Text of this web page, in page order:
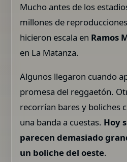
Mucho antes de los
millones de
hicieron escala en Ramos
en La Matanza.
Algunos llegaron cuando
promesa del reggaetón.
recorrían bares y boliches
una banda a cuestas. Hoy
parecen demasiado
un boliche del oeste.